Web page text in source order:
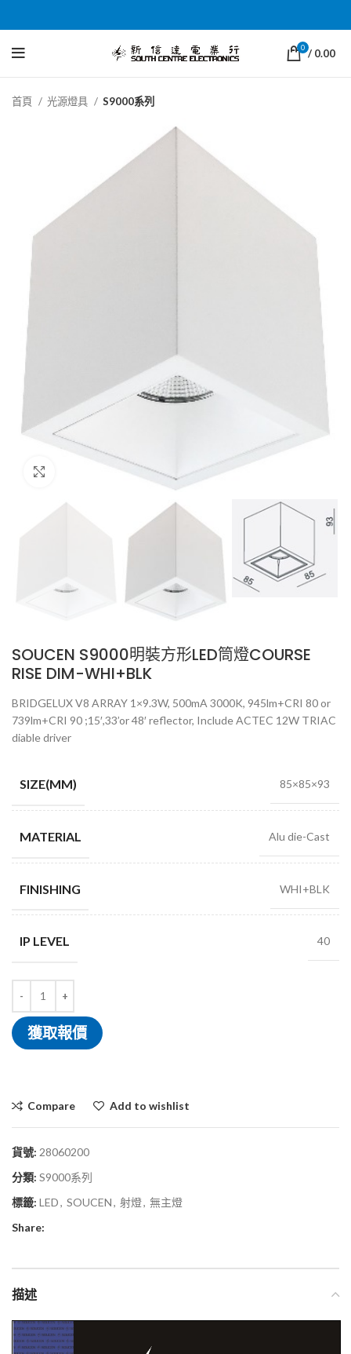
0 / 0.00
首頁 光源燈具 S9000系列
SOUCEN S9000明裝方形LED筒燈COURSE
RISE DIM-WHI+BLK
BRIDGELUX V8 ARRAY 1×9.3W, 500mA 3000K, 945lm+CRI 80 or
739lm+CRI 90 ;15′,33’or 48′ reflector, Include ACTEC 12W TRIAC
diable driver
SIZE(MM) 85×85×93
MATERIAL Alu die-Cast
FINISHING WHI+BLK
IP LEVEL 40
獲取報價
Compare Add to wishlist
貨號: 28060200
分類: S9000系列
標籤: LED, SOUCEN, 射燈, 無主燈
Share:
描述